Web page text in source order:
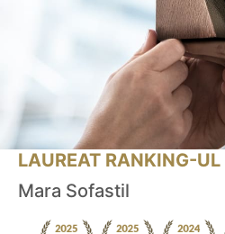
LAUREAT RANKING-
Mara Sofastil